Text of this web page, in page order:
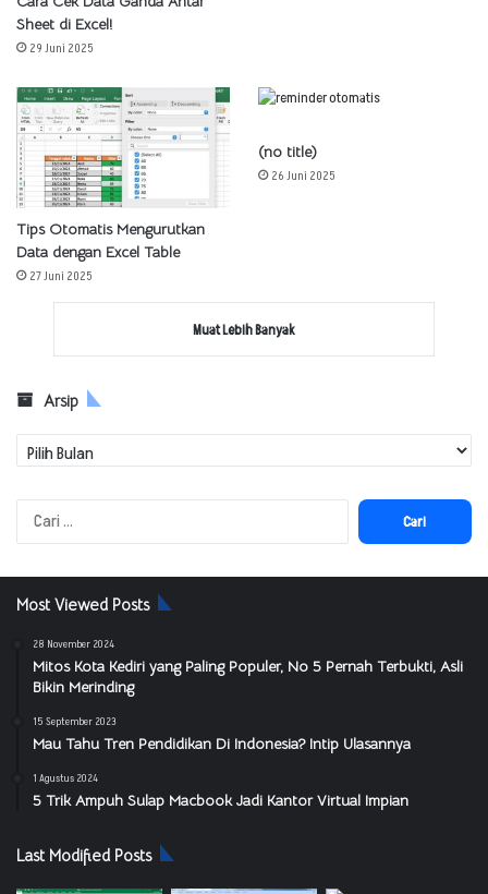
Sheet di Excel!
29 Juni 2025
Tips Otomatis Mengurutkan
Data dengan Excel Table
27 Juni 2025
(no title)
26 Juni 2025
Muat Lebih Banyak
Arsip
Cari
untuk:
Most Viewed Posts
28 November 2024
Mitos Kota Kediri yang Paling Populer, No 5 Pernah Terbukti, Asli
Bikin Merinding
15 September 2023
Mau Tahu Tren Pendidikan Di Indonesia? Intip Ulasannya
1 Agustus 2024
5 Trik Ampuh Sulap Macbook Jadi Kantor Virtual Impian
Last Modified Posts